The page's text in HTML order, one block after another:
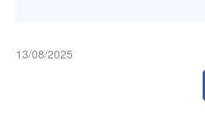
13/08/2025